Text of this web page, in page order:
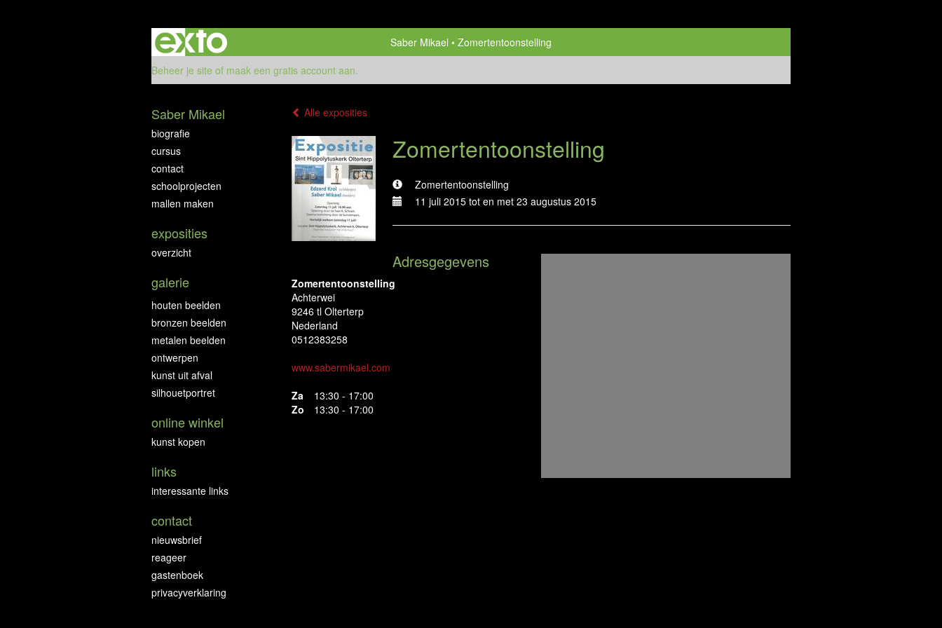
Saber Mikael
Zomertentoonstelling
Beheer je site of maak een gratis account aan.
Alle exposities
Zomertentoonstelling
Zomertentoonstelling
11 juli 2015 tot en met 23 augustus 2015
Adresgegevens
Zomertentoonstelling
Achterwei
9246 tl Olterterp
Nederland
0512383258
www.sabermikael.com
Za
13:30 - 17:00
Zo
13:30 - 17:00
Saber Mikael
biografie
cursus
contact
schoolprojecten
mallen maken
exposities
overzicht
galerie
houten beelden
bronzen beelden
metalen beelden
ontwerpen
kunst uit afval
silhouetportret
online winkel
kunst kopen
links
interessante links
contact
nieuwsbrief
reageer
gastenboek
privacyverklaring